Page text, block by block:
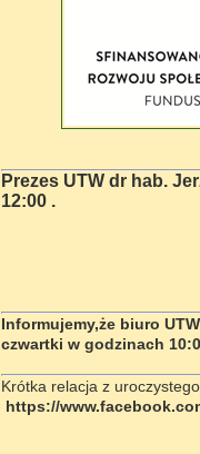
Prezes UTW dr hab.
12:00 .
Informujemy,że biuro
czwartki w godzinach
Krótka relacja z
https://